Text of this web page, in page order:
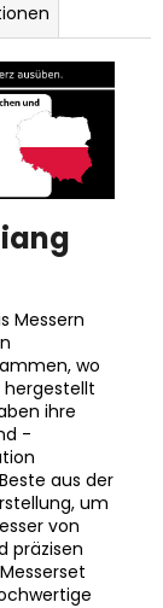
Messern
wo
hergestellt
ihre
-
aus der
um
von
präzisen